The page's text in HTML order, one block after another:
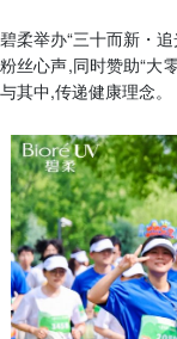
碧柔举办“三十而新・
粉丝心声,同时赞助“大
与其中,传递健康理念。